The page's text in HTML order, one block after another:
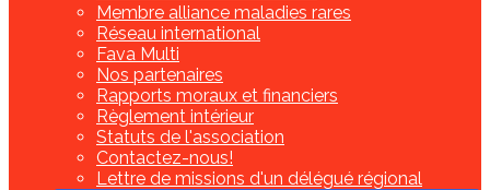
Membre alliance maladies rares
Réseau international
Fava Multi
Nos partenaires
Rapports moraux et financiers
Règlement intérieur
Statuts de l'association
Contactez-nous!
Lettre de missions d'un délégué régional